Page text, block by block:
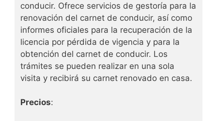
conducir. Ofrece servicios de gestoría para la
renovación del carnet de conducir, así como
informes oficiales para la recuperación de la
licencia por pérdida de vigencia y para la
obtención del carnet de conducir. Los
trámites se pueden realizar en una sola
visita y recibirá su carnet renovado en casa.
Precios: